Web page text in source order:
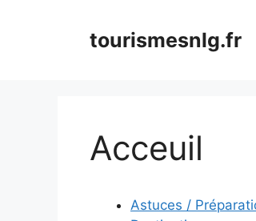
tourismesnlg.fr
Acceuil
Astuces /